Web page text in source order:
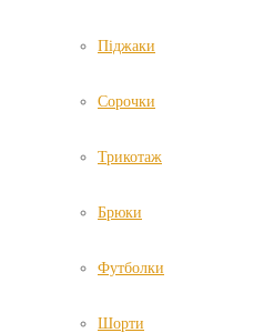
Піджаки
Сорочки
Трикотаж
Брюки
Футболки
Шорти